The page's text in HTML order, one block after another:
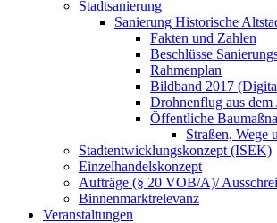
Stadtsanierung
Sanierung Historische
Fakten und Zahlen
Beschlüsse
Rahmenplan
Bildband 2017
Drohnenflug aus dem
Öffentliche
Straßen, Wege
Stadtentwicklungskonzept (ISEK)
Einzelhandelskonzept
Aufträge (§ 20 VOB/A)/
Binnenmarktrelevanz
Veranstaltungen